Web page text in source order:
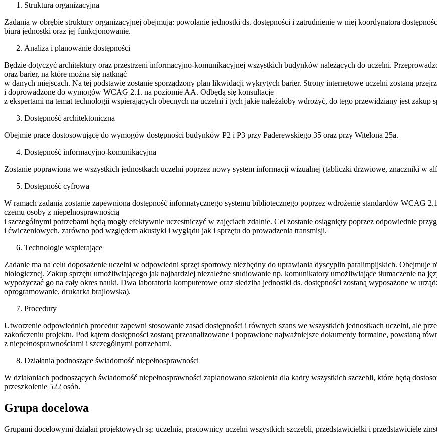
Struktura organizacyjna
Zadania w obrębie struktury organizacyjnej obejmują: powołanie jednostki ds. dostępności i zatrudnienie w niej koordynatora
biura jednostki oraz jej funkcjonowanie.
Analiza i planowanie dostępności
Będzie dotyczyć architektury oraz przestrzeni informacyjno-komunikacyjnej wszystkich budynków należących do uczelni.
oraz barier, na które można się natknąć
w danych miejscach. Na tej podstawie zostanie sporządzony plan likwidacji wykrytych barier. Strony internetowe uczelni zostaną
i doprowadzone do wymogów WCAG 2.1. na poziomie AA. Odbędą się konsultacje
z ekspertami na temat technologii wspierających obecnych na uczelni i tych jakie należałoby wdrożyć, do tego przewidziany jest
Dostępność architektoniczna
Obejmie prace dostosowujące do wymogów dostępności budynków P2 i P3 przy Paderewskiego 35 oraz przy Witelona 25a.
Dostępność informacyjno-komunikacyjna
Zostanie poprawiona we wszystkich jednostkach uczelni poprzez nowy system informacji wizualnej (tabliczki drzwiowe, znaczniki w
Dostępność cyfrowa
W ramach zadania zostanie zapewniona dostępność informatycznego systemu bibliotecznego poprzez wdrożenie standardów WCAG
czemu osoby z niepełnosprawnością
i szczególnymi potrzebami będą mogły efektywnie uczestniczyć w zajęciach zdalnie. Cel zostanie osiągnięty poprzez odpowiednie
i ćwiczeniowych, zarówno pod względem akustyki i wyglądu jak i sprzętu do prowadzenia transmisji.
Technologie wspierające
Zadanie ma na celu doposażenie uczelni w odpowiedni sprzęt sportowy niezbędny do uprawiania dyscyplin paralimpijskich. Obejmuje
biologicznej. Zakup sprzętu umożliwiającego jak najbardziej niezależne studiowanie np. komunikatory umożliwiające tłumaczenie na
wypożyczać go na cały okres nauki. Dwa laboratoria komputerowe oraz siedziba jednostki ds. dostępności zostaną wyposażone w
oprogramowanie, drukarka brajlowska).
Procedury
Utworzenie odpowiednich procedur zapewni stosowanie zasad dostępności i równych szans we wszystkich jednostkach uczelni, ale
zakończeniu projektu. Pod kątem dostępności zostaną przeanalizowane i poprawione najważniejsze dokumenty formalne, powstaną
z niepełnosprawnościami i szczególnymi potrzebami.
Działania podnoszące świadomość niepełnosprawności
W działaniach podnoszących świadomość niepełnosprawności zaplanowano szkolenia dla kadry wszystkich szczebli, które będą
przeszkolenie 522 osób.
Grupa docelowa
Grupami docelowymi działań projektowych są: uczelnia, pracownicy uczelni wszystkich szczebli, przedstawicielki i przedstawiciele